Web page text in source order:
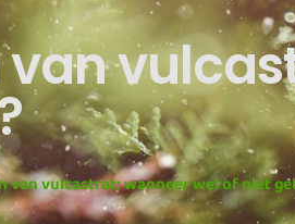
van vulcastrat: wanneer wel of niet